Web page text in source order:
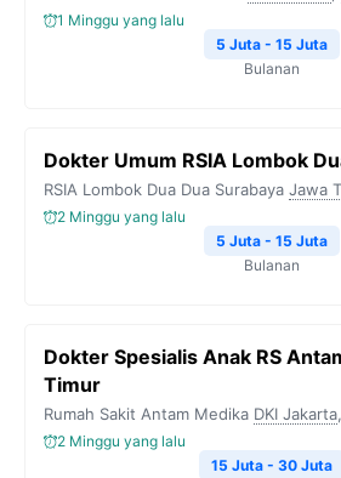
1 Minggu yang lalu
5 Juta - 15 Juta
Bulanan
Dokter Umum RSIA Lombok
RSIA Lombok Dua Dua Surabaya Jawa
2 Minggu yang lalu
5 Juta - 15 Juta
Bulanan
Dokter Spesialis Anak RS
Timur
Rumah Sakit Antam Medika DKI Jakarta,
2 Minggu yang lalu
15 Juta - 30 Juta